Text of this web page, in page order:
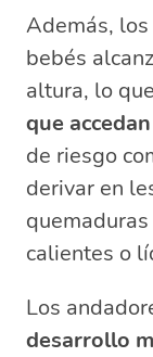
Además,
bebés
altura, lo que
que
de riesgo
derivar en
calientes o
Los
desarrollo